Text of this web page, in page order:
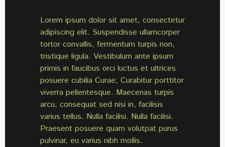
Lorem ipsum dolor sit amet, consectetur
adipiscing elit. Suspendisse ullamcorper
tortor convallis, fermentum turpis non,
tristique ligula. Vestibulum ante ipsum
primis in faucibus orci luctus et ultrices
posuere cubilia Curae; Curabitur porttitor
viverra pellentesque. Maecenas turpis
arcu, consequat sed nisi in, facilisis
varius tellus. Nulla facilisi. Nulla facilisi.
Praesent posuere quam volutpat purus
pulvinar, eu varius nibh mollis.